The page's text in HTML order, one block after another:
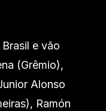
e vão
(Grêmio),
Alonso
Ramón